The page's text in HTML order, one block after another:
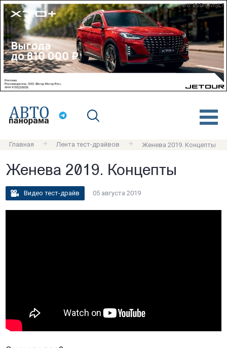
erid: 2SDnjdvnyL7
Главная Лента тест-драйвов Женева 2019. Концепты
Женева 2019. Концепты
Видео тест-драйв 05 августа 2019